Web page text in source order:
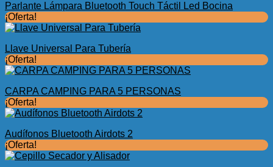
Parlante Lámpara Bluetooth Touch Táctil Led Bocina
¡Oferta!
Llave Universal Para Tubería
¡Oferta!
CARPA CAMPING PARA 5 PERSONAS
¡Oferta!
Audífonos Bluetooth Airdots 2
¡Oferta!